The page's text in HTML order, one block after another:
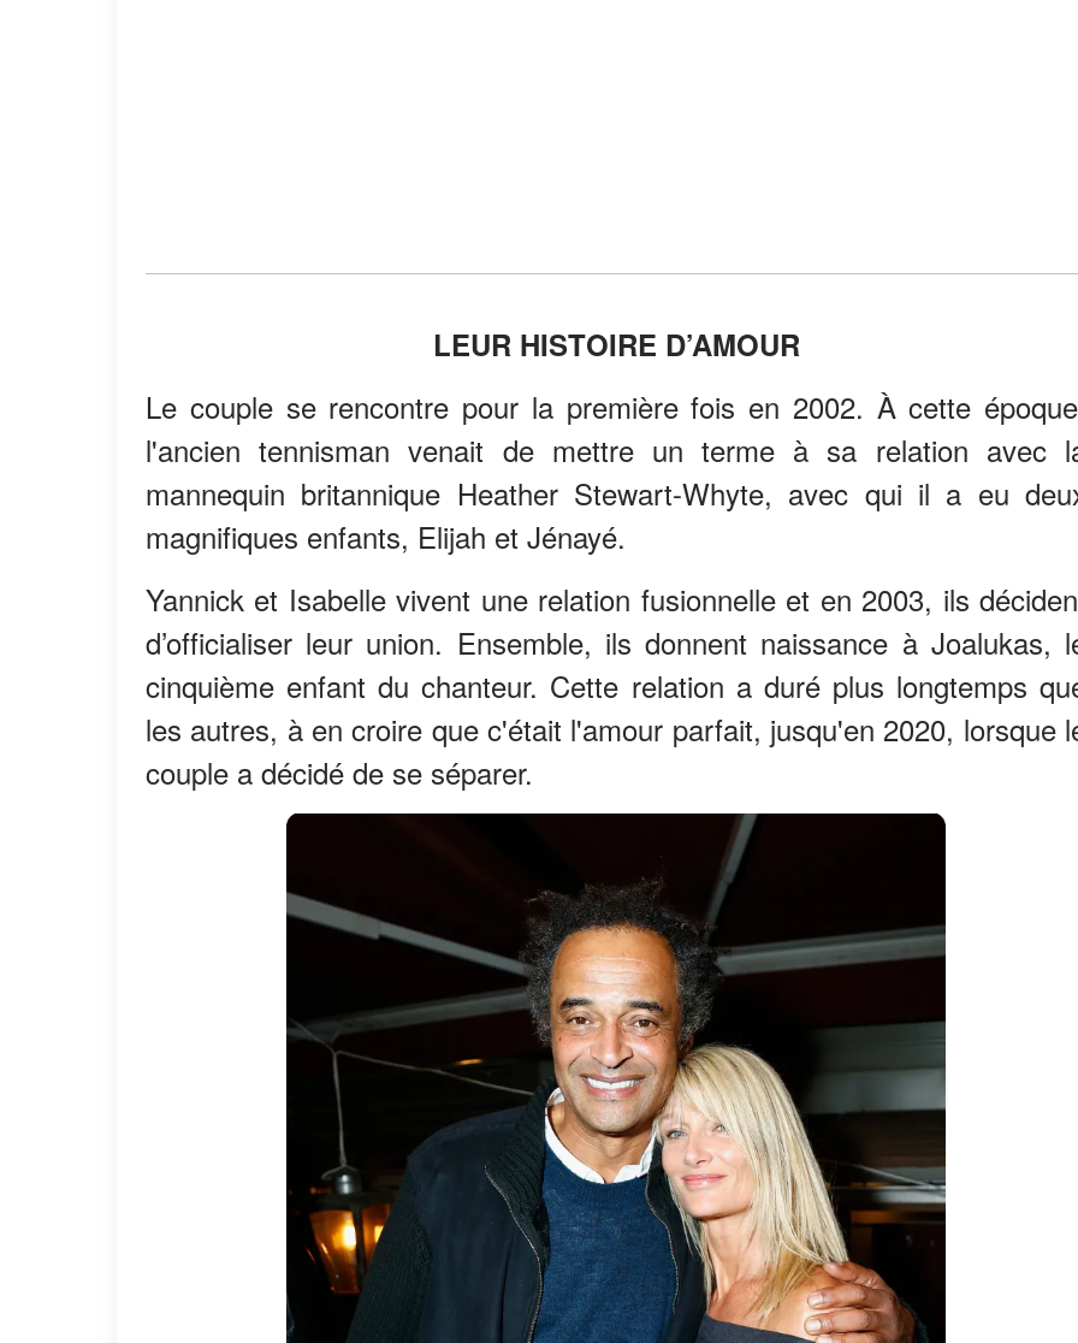
LEUR HISTOIRE D’AMOUR
Le couple se rencontre pour la première fois en 2002. À cette
l'ancien tennisman venait de mettre un terme à sa relation avec
mannequin britannique Heather Stewart-Whyte, avec qui il a eu
magnifiques enfants, Elijah et Jénayé.
Yannick et Isabelle vivent une relation fusionnelle et en 2003, ils
d’officialiser leur union. Ensemble, ils donnent naissance à Joalukas,
cinquième enfant du chanteur. Cette relation a duré plus longtemps
les autres, à en croire que c'était l'amour parfait, jusqu'en 2020, lorsque
couple a décidé de se séparer.